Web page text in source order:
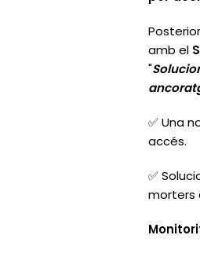
amb el
"
✅ Una
accés.
✅
morters